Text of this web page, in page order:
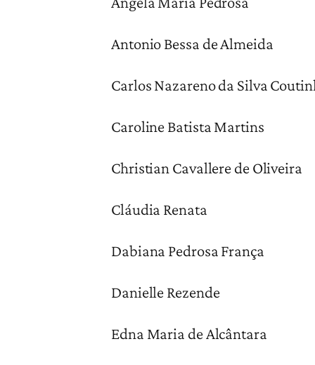
Antonio Bessa de Almeida
Carlos Nazareno da Silva
Caroline Batista Martins
Christian Cavallere de Oliveira
Cláudia Renata
Dabiana Pedrosa França
Danielle Rezende
Edna Maria de Alcântara